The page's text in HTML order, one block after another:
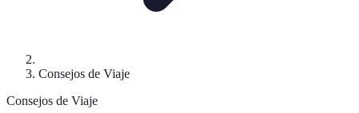
Consejos de Viaje
Consejos de Viaje